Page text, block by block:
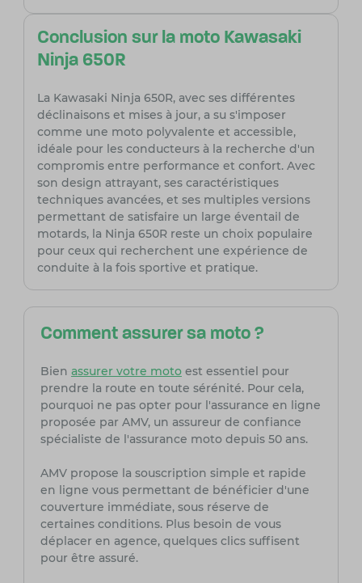
Conclusion sur la moto Kawasaki
Ninja 650R
La Kawasaki Ninja 650R, avec ses différentes
déclinaisons et mises à jour, a su s'imposer
comme une moto polyvalente et accessible,
idéale pour les conducteurs à la recherche d'un
compromis entre performance et confort. Avec
son design attrayant, ses caractéristiques
techniques avancées, et ses multiples versions
permettant de satisfaire un large éventail de
motards, la Ninja 650R reste un choix populaire
pour ceux qui recherchent une expérience de
conduite à la fois sportive et pratique.
Comment assurer sa moto ?
Bien assurer votre motoest essentiel pour
prendre la route en toute sérénité. Pour cela,
pourquoi ne pas opter pour l'assurance en ligne
proposée par AMV, un assureur de confiance
spécialiste de l'assurance moto depuis 50 ans.
AMV propose la souscription simple et rapide
en ligne vous permettant de bénéficier d'une
couverture immédiate, sous réserve de
certaines conditions. Plus besoin de vous
déplacer en agence, quelques clics suffisent
pour être assuré.